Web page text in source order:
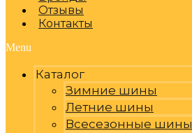
Отзывы
Контакты
Menu
Каталог
Зимние шины
Летние шины
Всесезонные шины